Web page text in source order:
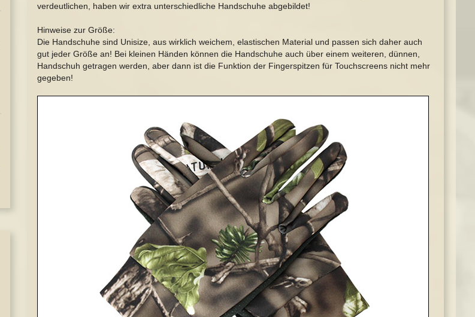
verdeutlichen, haben wir extra unterschiedliche Handschuhe abgebildet!
Hinweise zur Größe:
Die Handschuhe sind Unisize, aus wirklich weichem, elastischen Material und passen sich daher auch
gut jeder Größe an! Bei kleinen Händen können die Handschuhe auch über einem weiteren, dünnen,
Handschuh getragen werden, aber dann ist die Funktion der Fingerspitzen für Touchscreens nicht mehr
gegeben!